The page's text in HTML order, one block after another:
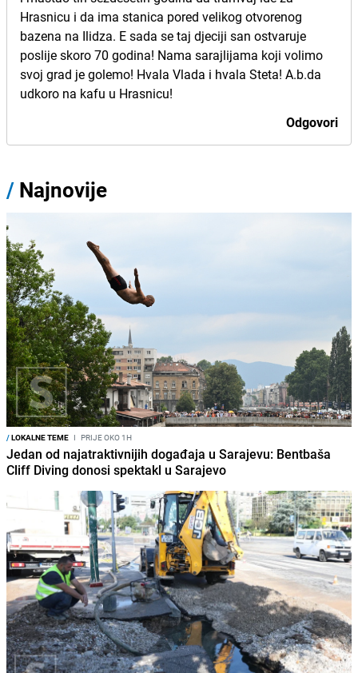
Hrasnicu i da ima stanica pored velikog otvorenog
bazena na Ilidza. E sada se taj djeciji san ostvaruje
poslije skoro 70 godina! Nama sarajlijama koji volimo
svoj grad je golemo! Hvala Vlada i hvala Steta! A.b.da
udkoro na kafu u Hrasnicu!
Odgovori
/ Najnovije
/LOKALNE TEME I PRIJE OKO 1H
Jedan od najatraktivnijih događaja u Sarajevu: Bentbaša
Cliff Diving donosi spektakl u Sarajevo